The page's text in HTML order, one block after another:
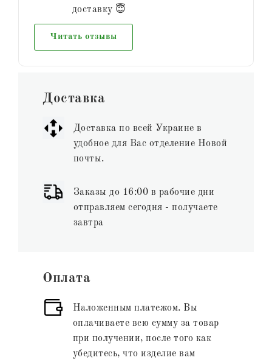
доставку 😇
Читать отзывы
Доставка
Доставка по всей Украине в
удобное для Вас отделение Новой
почты.
Заказы до 16:00 в рабочие дни
отправляем сегодня - получаете
завтра
Оплата
Наложенным платежом. Вы
оплачиваете всю сумму за товар
при получении, после того как
убедитесь, что изделие вам